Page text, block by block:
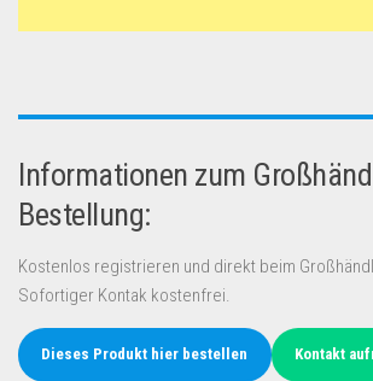
Informationen zum
Bestellung:
Kostenlos registrieren und direkt beim
Sofortiger Kontak kostenfrei.
Dieses Produkt hier bestellen Kontakt